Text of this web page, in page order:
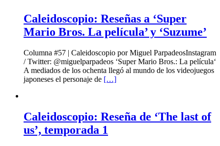
Caleidoscopio: Reseñas a ‘Super
Mario Bros. La película’ y ‘Suzume’
Columna #57 | Caleidoscopio por Miguel ParpadeosInstagram
/ Twitter: @miguelparpadeos ‘Super Mario Bros.: La película‘
A mediados de los ochenta llegó al mundo de los videojuegos
japoneses el personaje de […]
Caleidoscopio: Reseña de ‘The last of
us’, temporada 1